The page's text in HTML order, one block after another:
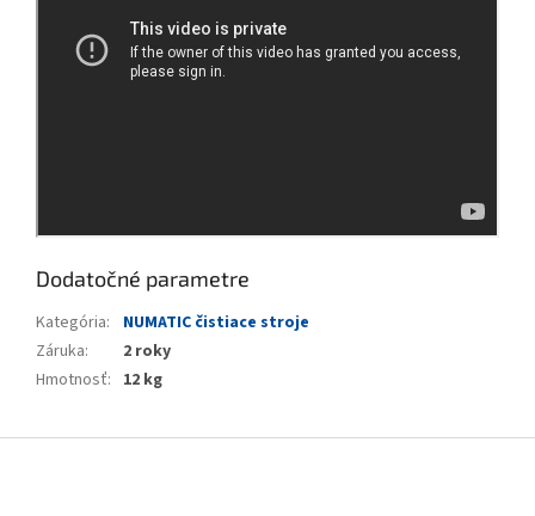
Dodatočné parametre
Kategória:
NUMATIC čistiace stroje
Záruka:
2 roky
Hmotnosť: 12 kg